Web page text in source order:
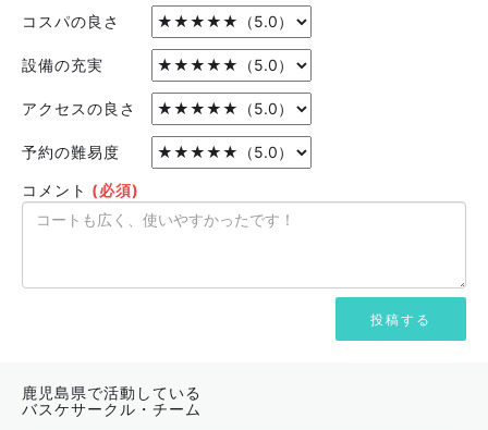
コスパの良さ
設備の充実
アクセスの良さ
予約の難易度
コメント (必須)
鹿児島県で活動している
バスケサークル・チーム